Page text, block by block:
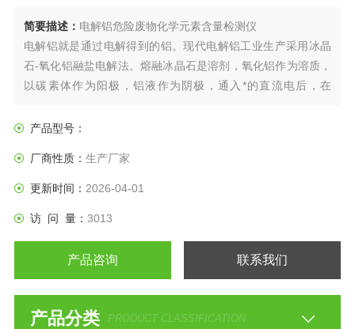
简要描述： 电解铝危险废物化学元素含量检测仪
电解铝就是通过电解得到的铝。现代电解铝工业生产采用冰晶
石-氧化铝融盐电解法。熔融冰晶石是溶剂，氧化铝作为溶质，
以碳素体作为阳极，铝液作为阴极，通入*的直流电后，在
解。
产品型号：
厂商性质： 生产厂家
更新时间： 2026-04-01
访 问 量： 3013
产品咨询 联系我们
产品分类 PRODUCT CLASSIFICATION